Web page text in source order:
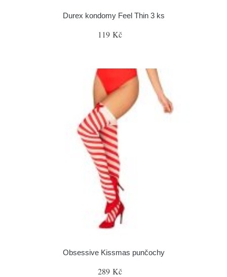
Durex kondomy Feel Thin 3 ks
119 Kč
Obsessive Kissmas punčochy
289 Kč